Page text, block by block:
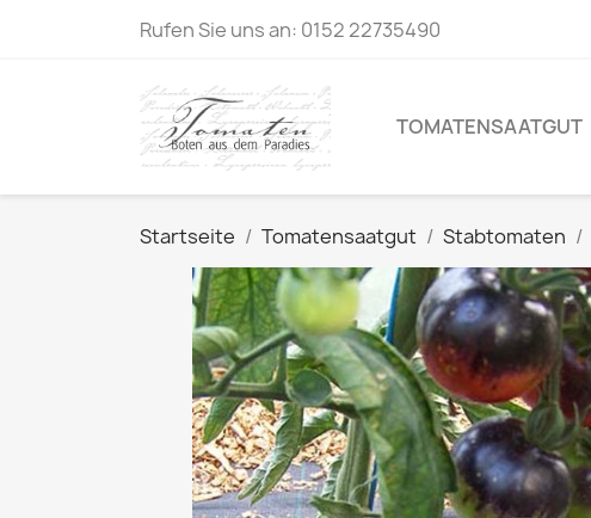
Rufen Sie uns an: 0152 22735490
TOMATENSAATGUT
Startseite Tomatensaatgut Stabtomaten